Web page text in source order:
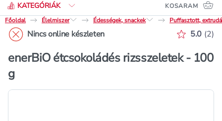
KATEGÓRIÁK
KOSARAM
Főoldal
Élelmiszer Édességek, snackek Puffasztott,
Nincs online készleten 5.0 (2)
enerBiO étcsokoládés rizsszeletek - 100
g